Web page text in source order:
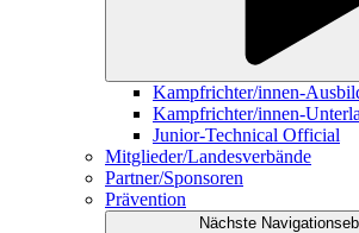
Kampfrichter/innen-
Kampfrichter/innen-
Junior-Technical Official
Mitglieder/Landesverbände
Partner/Sponsoren
Prävention
Nächste